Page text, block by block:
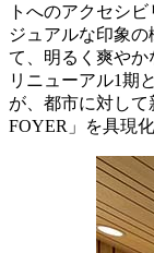
トへのアクセシ
ジュアルな印象
て、明るく爽やか
リニューアル1期
が、都市に対し
FOYER」を具現